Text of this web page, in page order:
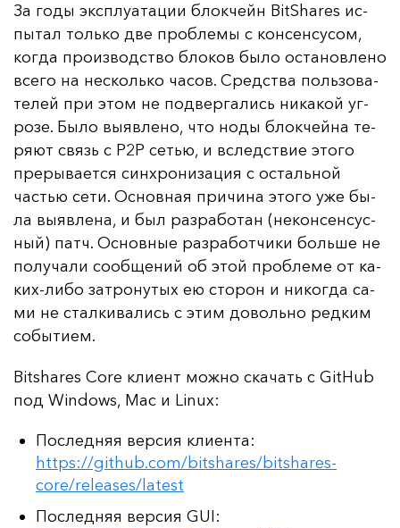
За го­ды экс­плу­ата­ции блок­чейн BitShares ис­
пы­тал толь­ко две проб­ле­мы с кон­сен­су­сом,
ког­да про­из­водс­тво бло­ков бы­ло ос­та­нов­ле­но
все­го на нес­коль­ко ча­сов. Средс­тва поль­зо­ва­
те­лей при этом не под­вер­га­лись ни­ка­кой уг­
ро­зе. Бы­ло вы­яв­ле­но, что но­ды блок­чей­на те­
ря­ют связь с P2P сетью, и вследс­твие это­го
пре­ры­ва­ет­ся син­хро­ни­за­ция с ос­таль­ной
частью се­ти. Ос­нов­ная при­чи­на это­го уже бы­
ла вы­яв­ле­на, и был раз­ра­бо­тан (не­кон­сен­сус­
ный) патч. Ос­нов­ные раз­ра­бот­чи­ки боль­ше не
по­лу­ча­ли со­об­ще­ний об этой проб­ле­ме от ка­
ких-ли­бо зат­ро­ну­тых ею сто­рон и ни­ког­да са­
ми не стал­ки­ва­лись с этим до­воль­но ред­ким
со­бы­ти­ем.
Bitshares Core кли­ент мож­но ска­чать с GitHub
под Windows, Mac и Linux:
Последняя версия клиента:
https://github.com/bitshares/bitshares-
core/releases/latest
Последняя версия GUI: